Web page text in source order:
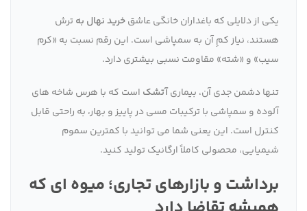
یکی از دلایلی که باغداران خانگی عاشقخرید نهال بهترش
هستند، نیاز کمِ آن به سمپاشی است. این رقم نسبت به «کرم
سیب» و «شته» مقاومت نسبی بیشتری دارد.
تنها دشمن جدی آن، بیماریآتشک است که با هرس شاخه های
آلوده و سمپاشی با ترکیبات مسی در پاییز و بهار، به راحتی قابل
کنترل است. این یعنی شما می توانید با کمترین سموم
شیمیایی، محصولی کاملاً ارگانیک تولید کنید.
برداشت و بازارهای تجاری؛ میوه ای که